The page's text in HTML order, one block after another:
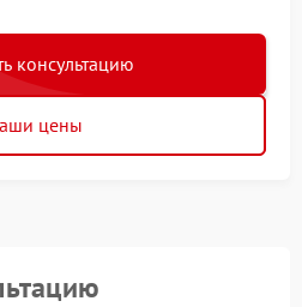
консультацию
цены